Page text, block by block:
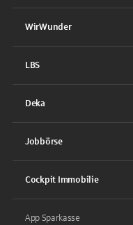
WirWunder
LBS
Deka
Jobbörse
Cockpit Immobilie
App Sparkasse